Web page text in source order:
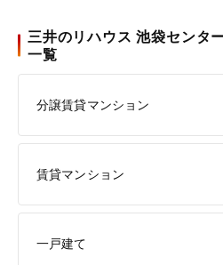
三井のリハウス 池袋センタ
一覧
分譲賃貸マンション
賃貸マンション
一戸建て